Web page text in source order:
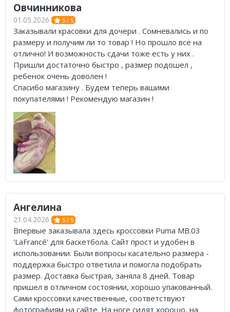
Овчинникова
01.05.2026 5 / 5
Заказывали красовки для дочери . Сомневались и по
размеру и получим ли то товар ! Но прошло все на
отлично! И возможность сдачи тоже есть у них .
Пришли достаточно быстро , размер подошел ,
ребенок очень доволен !
Спасибо магазину . Будем теперь вашими
покупателями ! Рекомендую магазин !
Ангелина
21.04.2026 5 / 5
Впервые заказывала здесь кроссовки Puma MB.03
'LaFrancé' для баскетбола. Сайт прост и удобен в
использовании. Были вопросы касательно размера -
поддержка быстро ответила и помогла подобрать
размер. Доставка быстрая, заняла 8 дней. Товар
пришел в отличном состоянии, хорошо упакованный.
Сами кроссовки качественные, соответствуют
фотографиям на сайте. На ноге сидят хорошо, на